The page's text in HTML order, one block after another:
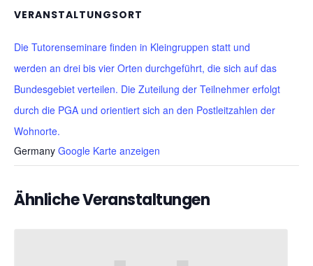
VERANSTALTUNGSORT
Die Tutorenseminare finden in Kleingruppen statt und
werden an drei bis vier Orten durchgeführt, die sich auf das
Bundesgebiet verteilen. Die Zuteilung der Teilnehmer erfolgt
durch die PGA und orientiert sich an den Postleitzahlen der
Wohnorte.
Germany Google Karte anzeigen
Ähnliche Veranstaltungen